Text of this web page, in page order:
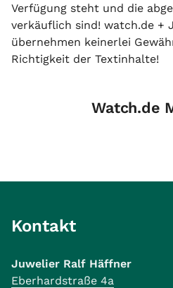
Verfügung steht und die
verkäuflich sind! watch.de +
übernehmen keinerlei
Richtigkeit der Textinhalte!
Watch.de
Kontakt
Juwelier Ralf Häffner
Eberhardstraße 4a